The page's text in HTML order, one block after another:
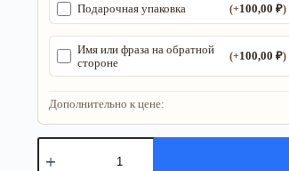
Подарочная упаковка (+100,00₽)
Имя или фраза на обратной
стороне
(+100,00₽)
Дополнительно к цене:
Количество
товара